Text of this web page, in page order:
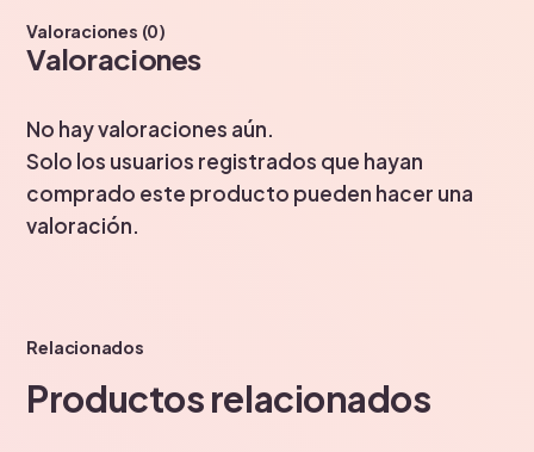
Valoraciones (0)
Valoraciones
No hay valoraciones aún.
Solo los usuarios registrados que hayan
comprado este producto pueden hacer una
valoración.
Relacionados
Productos relacionados